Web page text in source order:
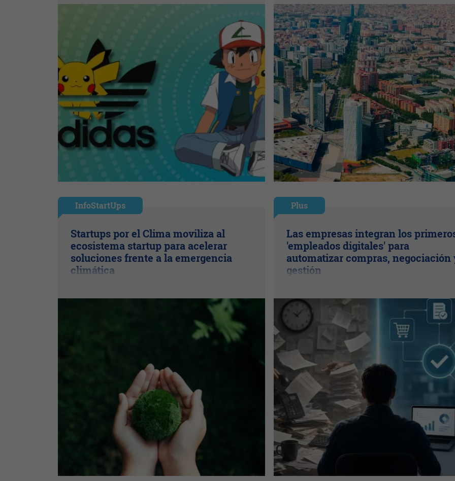
InfoStartUps
Startups por el Clima moviliza al
ecosistema startup para acelerar
soluciones frente a la emergencia
climática
Plus
Las empresas integran los
'empleados digitales' para
automatizar compras, negociación
gestión